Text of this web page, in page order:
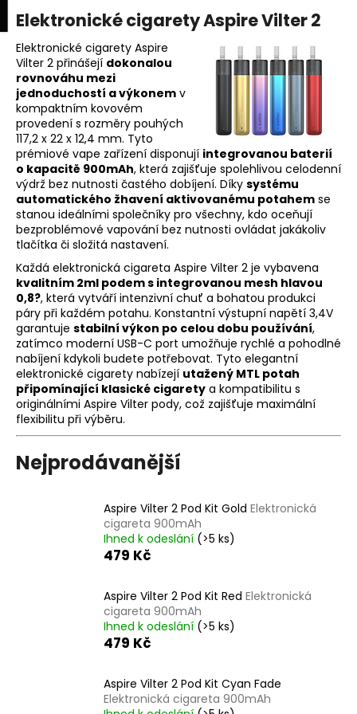
Přejít
na
obsah
Elektronické cigarety Aspire Vilter 2
Elektronické cigarety Aspire
Vilter 2 přinášejí dokonalou
rovnováhu mezi
jednoduchostí a výkonem v
kompaktním kovovém
provedení s rozměry pouhých
117,2 x 22 x 12,4 mm. Tyto
prémiové vape zařízení disponují integrovanou baterií
o kapacitě 900mAh, která zajišťuje spolehlivou celodenní
výdrž bez nutnosti častého dobíjení. Díky systému
automatického žhavení aktivovanému potahem se
stanou ideálními společníky pro všechny, kdo oceňují
bezproblémové vapování bez nutnosti ovládat jakákoliv
tlačítka či složitá nastavení.
Každá elektronická cigareta Aspire Vilter 2 je vybavena
kvalitním 2ml podem s integrovanou mesh hlavou
0,8?, která vytváří intenzivní chuť a bohatou produkci
páry při každém potahu. Konstantní výstupní napětí 3,4V
garantuje stabilní výkon po celou dobu používání,
zatímco moderní USB-C port umožňuje rychlé a pohodlné
nabíjení kdykoli budete potřebovat. Tyto elegantní
elektronické cigarety nabízejí utažený MTL potah
připomínající klasické cigarety a kompatibilitu s
originálními Aspire Vilter pody, což zajišťuje maximální
flexibilitu při výběru.
Nejprodávanější
Aspire Vilter 2 Pod Kit Gold Elektronická
cigareta 900mAh
Ihned k odeslání (>5 ks)
479 Kč
Aspire Vilter 2 Pod Kit Red Elektronická
cigareta 900mAh
Ihned k odeslání (>5 ks)
479 Kč
Aspire Vilter 2 Pod Kit Cyan Fade
Elektronická cigareta 900mAh
o Zpět
Zpět
C
o
p
o
t
ř
e
b
u
j
e
t
e
n
a
j
í
t
?
HLEDAT